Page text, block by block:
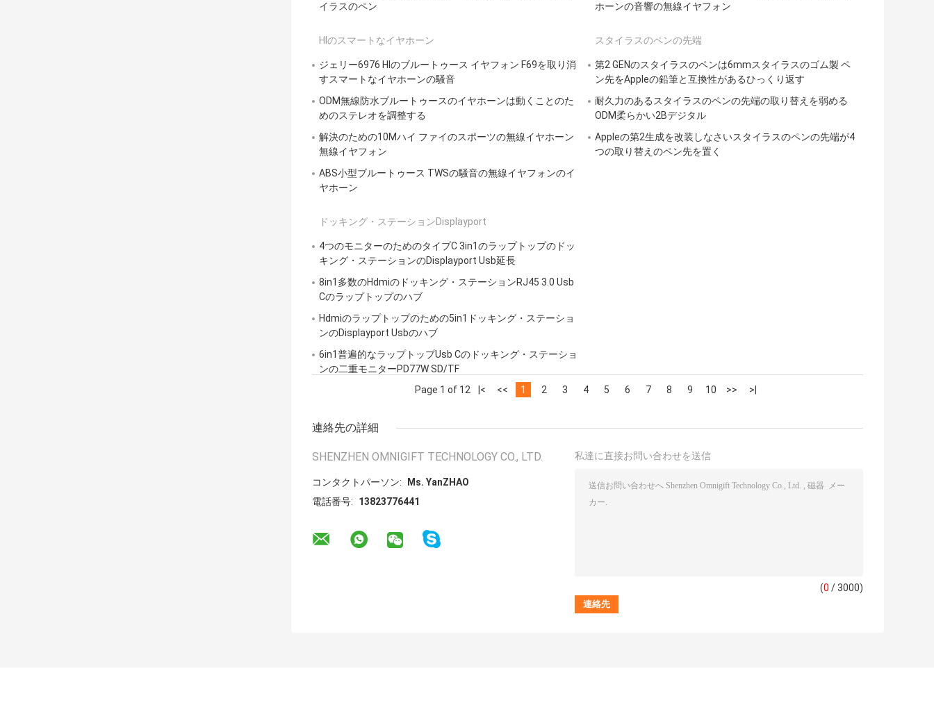
イラスのペン
ホーンの音響の無線イヤフォン
HIのスマートなイヤホーン
ジェリー6976 HIのブルートゥース イヤフォン F69を取り消
すスマートなイヤホーンの騒音
ODM無線防水ブルートゥースのイヤホーンは動くことのた
めのステレオを調整する
解決のための10Mハイ ファイのスポーツの無線イヤホーン
無線イヤフォン
ABS小型ブルートゥース TWSの騒音の無線イヤフォンのイ
ヤホーン
スタイラスのペンの先端
第2 GENのスタイラスのペンは6mmスタイラスのゴム製 ペ
ン先をAppleの鉛筆と互換性があるひっくり返す
耐久力のあるスタイラスのペンの先端の取り替えを弱める
ODM柔らかい2Bデジタル
Appleの第2生成を改装しなさいスタイラスのペンの先端が4
つの取り替えのペン先を置く
ドッキング・ステーションDisplayport
4つのモニターのためのタイプC 3in1のラップトップのドッ
キング・ステーションのDisplayport Usb延長
8in1多数のHdmiのドッキング・ステーションRJ45 3.0 Usb
Cのラップトップのハブ
Hdmiのラップトップのための5in1ドッキング・ステーショ
ンのDisplayport Usbのハブ
6in1普遍的なラップトップUsb Cのドッキング・ステーショ
ンの二重モニターPD77W SD/TF
Page 1 of 12
|< << 1 2 3 4 5 6 7 8 9 10 >> >|
連絡先の詳細
SHENZHEN OMNIGIFT TECHNOLOGY CO., LTD.
コンタクトパーソン:
Ms. YanZHAO
電話番号:
13823776441
私達に直接お問い合わせを送信
(0 / 3000)